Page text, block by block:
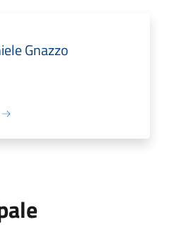
Gnazzo